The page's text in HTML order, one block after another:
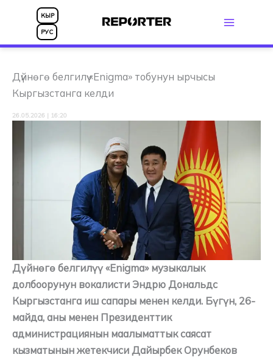
КЫР
РУС
Дүйнөгө белгилүү «Enigma» тобунун ырчысы
Кыргызстанга келди
26.05.2026 | 16:20
Дүйнөгө белгилүү «Enigma» музыкалык
долбоорунун вокалисти Эндрю Дональдс
Кыргызстанга иш сапары менен келди. Бүгүн, 26-
майда, аны менен Президенттик
администрациянын маалыматтык саясат
кызматынын жетекчиси Дайырбек Орунбеков